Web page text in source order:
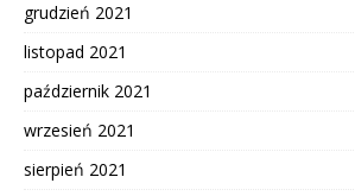
grudzień 2021
listopad 2021
październik 2021
wrzesień 2021
sierpień 2021